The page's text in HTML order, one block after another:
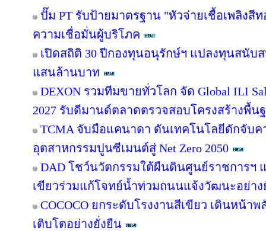
ปั๊ม PT รับป้ายมาตรฐาน "หัวจ่ายเชื้อเพลิงสี
ความเชื่อมั่นผู้บริโภค
เปิดสถิติ 30 ปีกองทุนอนุรักษ์ฯ แปลงทุนสนับ
แสนล้านบาท
DEXON รวมทีมขายทั่วโลก จัด Global ILI
2027 รับดีมานด์ตลาดตรวจสอบโครงสร้างพื้น
TCMA จับมือแคนาดา ดันเทคโนโลยีดักจับค
อุตสาหกรรมปูนซีเมนต์สู่ Net Zero 2050
DAD โชว์นวัตกรรมใต้ผืนดินศูนย์ราชการฯ
เขียวร่วมแก้โจทย์น้ำท่วมถนนแจ้งวัฒนะอย่าง
COCOCO ยกระดับโรงงานสีเขียว เดินหน้า
เติบโตอย่างยั่งยืน